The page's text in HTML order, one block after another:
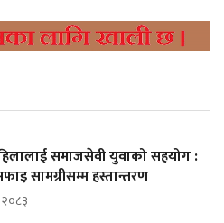
समाजसेवी युवाको सहयोग :
सामग्रीसम्म हस्तान्तरण
२०८३